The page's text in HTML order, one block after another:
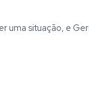
uma situação, e